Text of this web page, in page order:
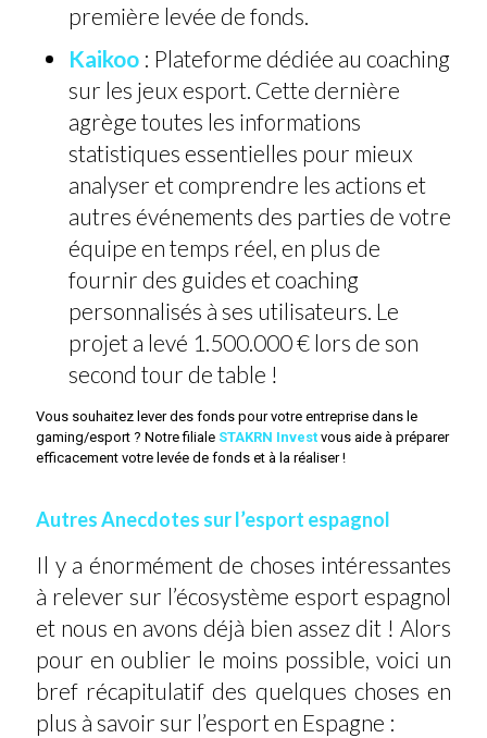
première levée de fonds.
Kaikoo : Plateforme dédiée au coaching
sur les jeux esport. Cette dernière
agrège toutes les informations
statistiques essentielles pour mieux
analyser et comprendre les actions et
autres événements des parties de votre
équipe en temps réel, en plus de
fournir des guides et coaching
personnalisés à ses utilisateurs. Le
projet a levé 1.500.000 € lors de son
second tour de table !
Vous souhaitez lever des fonds pour votre entreprise dans le
gaming/esport ? Notre filiale STAKRN Invest vous aide à préparer
efficacement votre levée de fonds et à la réaliser !
Autres Anecdotes sur l’esport espagnol
Il y a énormément de choses intéressantes
à relever sur l’écosystème esport espagnol
et nous en avons déjà bien assez dit ! Alors
pour en oublier le moins possible, voici un
bref récapitulatif des quelques choses en
plus à savoir sur l’esport en Espagne :